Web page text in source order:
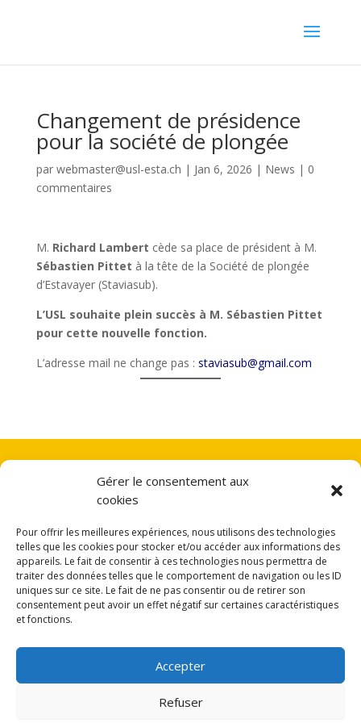
Gérer le consentement aux
cookies
Pour offrir les meilleures expériences, nous utilisons des technologies
telles que les cookies pour stocker et/ou accéder aux informations des
appareils. Le fait de consentir à ces technologies nous permettra de
traiter des données telles que le comportement de navigation ou les ID
uniques sur ce site. Le fait de ne pas consentir ou de retirer son
consentement peut avoir un effet négatif sur certaines caractéristiques
et fonctions.
Accepter
Refuser
Changement de présidence
pour la société de plongée
par webmaster@usl-esta.ch | Jan 6, 2026 | News | 0
commentaires
M. Richard Lambert cède sa place de président à M.
Sébastien Pittet à la tête de la Société de plongée
d’Estavayer (Staviasub).
L’USL souhaite plein succès à M. Sébastien Pittet
pour cette nouvelle fonction.
L’adresse mail ne change pas : staviasub@gmail.com
Déclaration de confidentialité
Webmaster